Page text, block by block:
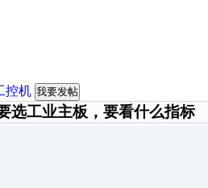
控机 我要发帖
选工业主板，要看什么指标